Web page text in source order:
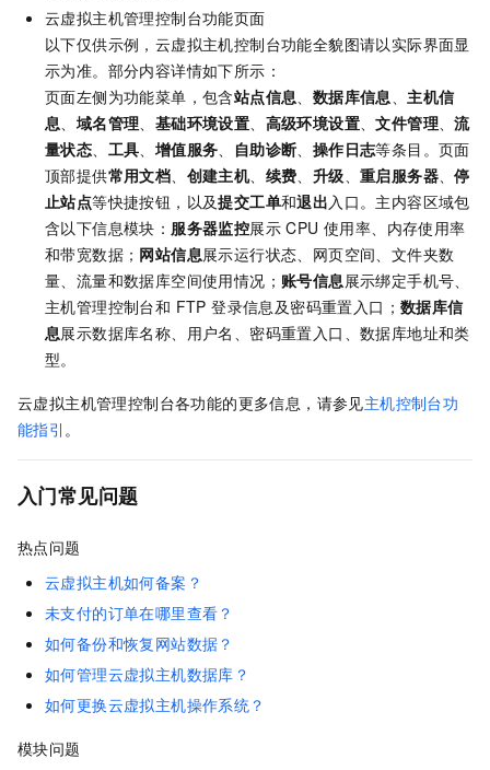
云虚拟主机管理控制台功能页面
以下仅供示例，云虚拟主机控制台功能全貌图请以实际界面显
示为准。部分内容详情如下所示：
页面左侧为功能菜单，包含站点信息、 数据库信息、主机信
息、 域名管理、 基础环境设置、 高级环境设置、文件管理、流
量状态、 工具、 增值服务、 自助诊断、 操作日志等条目。页面
顶部提供常用文档、 创建主机、 续费、 升级、重启服务器、停
止站点等快捷按钮，以及提交工单和退出入口。主内容区域包
含以下信息模块： 服务器监控展示 CPU 使用率、内存使用率
和带宽数据； 网站信息展示运行状态、网页空间、文件夹数
量、流量和数据库空间使用情况； 账号信息展示绑定手机号、
主机管理控制台和 FTP 登录信息及密码重置入口； 数据库信
息展示数据库名称、用户名、密码重置入口、数据库地址和类
型。
云虚拟主机管理控制台各功能的更多信息，请参见主机控制台功
能指引 。
入门常见问题
热点问题
云虚拟主机如何备案？
未支付的订单在哪里查看？
如何备份和恢复网站数据？
如何管理云虚拟主机数据库？
如何更换云虚拟主机操作系统？
模块问题